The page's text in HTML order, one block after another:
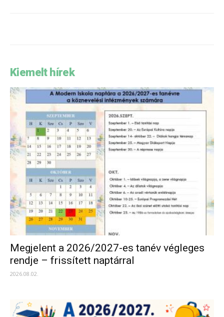
Kiemelt hírek
Megjelent a 2026/2027-es tanév végleges
rendje – frissített naptárral
2026.08.02.